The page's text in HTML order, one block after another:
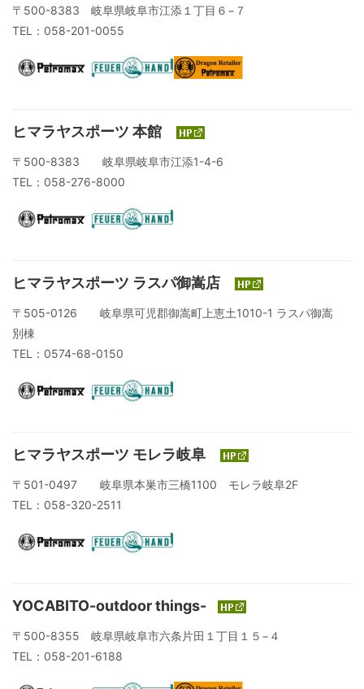
〒500-8383 岐阜県岐阜市江添１丁目６−７
TEL：058-201-0055
ヒマラヤスポーツ 本館
〒500-8383 岐阜県岐阜市江添1-4-6
TEL：058-276-8000
ヒマラヤスポーツ ラスパ御嵩店
〒505-0126 岐阜県可児郡御嵩町上恵土1010-1 ラスパ御嵩
別棟
TEL：0574-68-0150
ヒマラヤスポーツ モレラ岐阜
〒501-0497 岐阜県本巣市三橋1100 モレラ岐阜2F
TEL：058-320-2511
YOCABITO-outdoor things-
〒500-8355 岐阜県岐阜市六条片田１丁目１５−４
TEL：058-201-6188